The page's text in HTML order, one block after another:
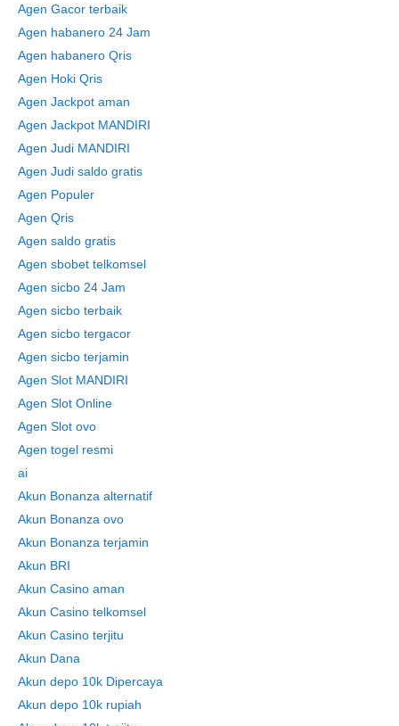
Agen Gacor terbaik
Agen habanero 24 Jam
Agen habanero Qris
Agen Hoki Qris
Agen Jackpot aman
Agen Jackpot MANDIRI
Agen Judi MANDIRI
Agen Judi saldo gratis
Agen Populer
Agen Qris
Agen saldo gratis
Agen sbobet telkomsel
Agen sicbo 24 Jam
Agen sicbo terbaik
Agen sicbo tergacor
Agen sicbo terjamin
Agen Slot MANDIRI
Agen Slot Online
Agen Slot ovo
Agen togel resmi
ai
Akun Bonanza alternatif
Akun Bonanza ovo
Akun Bonanza terjamin
Akun BRI
Akun Casino aman
Akun Casino telkomsel
Akun Casino terjitu
Akun Dana
Akun depo 10k Dipercaya
Akun depo 10k rupiah